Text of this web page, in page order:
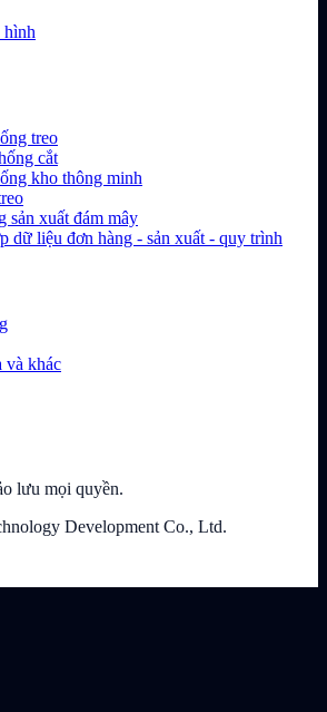
hình
treo
cắt
kho thông minh
sản xuất đám mây
dữ liệu đơn hàng - sản xuất - quy trình
và khác
lưu mọi quyền.
Development Co., Ltd.